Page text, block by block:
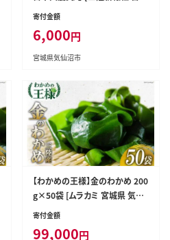
県 気仙沼市 20563580]
寄付金額
6,000円
宮城県気仙沼市
【わかめの王様】金のわかめ 200
g×50袋 [ムラカミ 宮城県 気仙
沼市 20563603]
寄付金額
99,000円